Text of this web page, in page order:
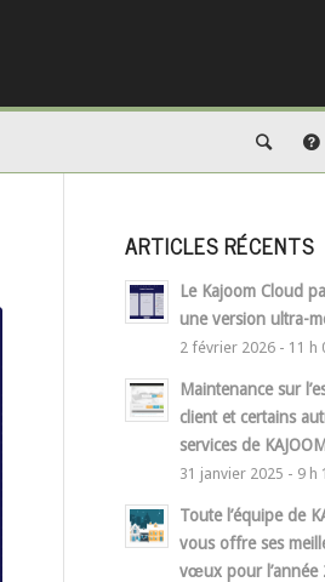
ARTICLES RÉCENTS
Le Kajoom Cloud
une version ultra-
2 février 2026 - 11 h
Maintenance sur
client et certains
services de
31 janvier 2025 - 9 h
Toute l’équipe de
vous offre ses
vœux pour l’année